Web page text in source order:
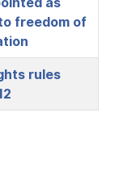
freedom of
rules